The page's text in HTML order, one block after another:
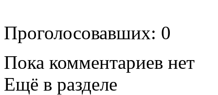
Проголосовавших: 0
Пока комментариев нет
Ещё в разделе